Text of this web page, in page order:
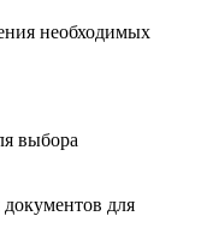
необходимых
выбора
для